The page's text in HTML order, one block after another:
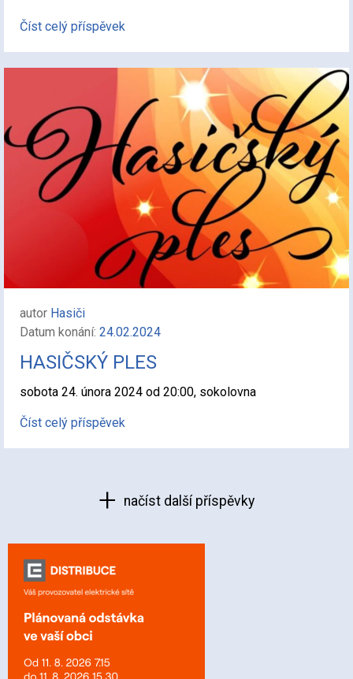
Číst celý příspěvek
autor Hasiči
Datum konání: 24.02.2024
HASIČSKÝ PLES
sobota 24. února 2024 od 20:00, sokolovna
Číst celý příspěvek
načíst další příspěvky